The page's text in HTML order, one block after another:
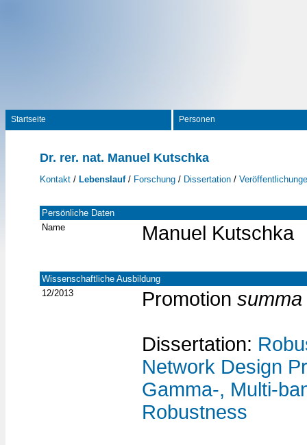
Startseite Personen
Dr. rer. nat. Manuel Kutschka
Kontakt / Lebenslauf/ Forschung / Dissertation /
Persönliche Daten
Name
Manuel Kutschka
Wissenschaftliche Ausbildung
12/2013
Promotion
Dissertation:
Network Design
Gamma-, Multi-
Robustness